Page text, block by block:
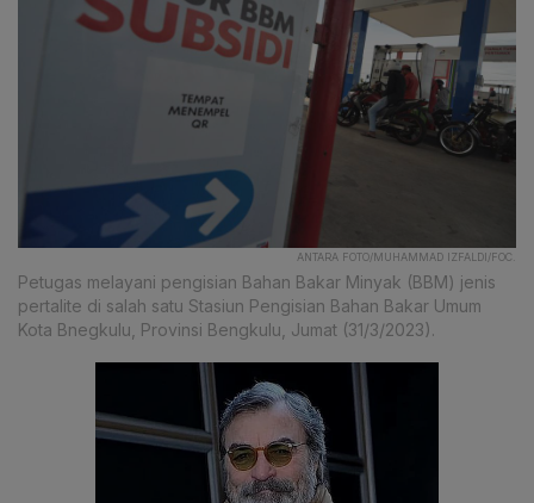
ANTARA FOTO/MUHAMMAD IZFALDI/FOC.
Petugas melayani pengisian Bahan Bakar Minyak (BBM) jenis
pertalite di salah satu Stasiun Pengisian Bahan Bakar Umum
Kota Bnegkulu, Provinsi Bengkulu, Jumat (31/3/2023).